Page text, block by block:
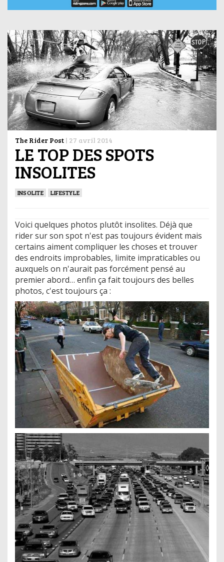
The Rider Post | 27 avril 2014
LE TOP DES SPOTS
INSOLITES
INSOLITE LIFESTYLE
Voici quelques photos plutôt insolites. Déjà que
rider sur son spot n'est pas toujours évident mais
certains aiment compliquer les choses et trouver
des endroits improbables, limite impraticables ou
auxquels on n'aurait pas forcément pensé au
premier abord… enfin ça fait toujours des belles
photos, c'est toujours ça :